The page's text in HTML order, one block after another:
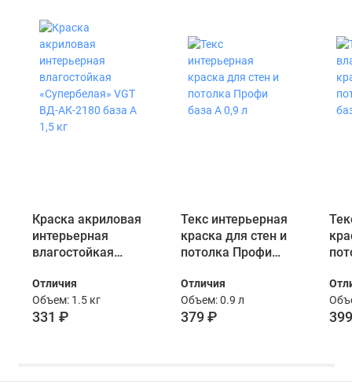
Краска акриловая
интерьерная
влагостойкая
ВД-АК-2180 база А
1,5 кг
Отличия
Объем: 1.5 кг
331 ₽
Текс интерьерная
краска для стен и
потолка Профи
Отличия
Объем: 0.9 л
379 ₽